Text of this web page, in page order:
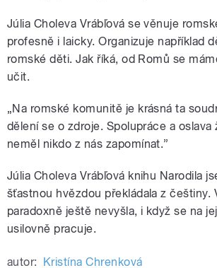
Júlia Choleva Vrábľová se věnuje
profesně i laicky. Organizuje například
romské děti. Jak říká, od Romů se
učit.
„Na romské komunitě je krásná ta
dělení se o zdroje. Spolupráce a oslava
neměl nikdo z nás zapomínat.”
Júlia Choleva Vrábľová knihu Narodila
šťastnou hvězdou překládala z češtiny.
paradoxně ještě nevyšla, i když se na
usilovně pracuje.
autor: Kristína Chrenková